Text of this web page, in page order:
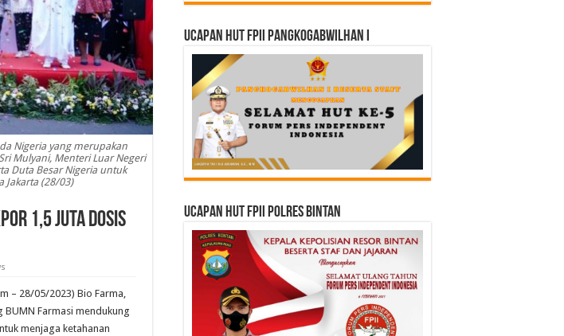
Nigeria yang merupakan
Mulyani, Menteri Luar Negeri
Duta Besar Nigeria untuk
Jakarta (28/03)
1,5 juta Dosis
– 28/05/2023) Bio Farma,
BUMN Farmasi mendukung
menjaga ketahanan
Ucapan HUT FPII PANGKOGABWILHAN I
Ucapan HUT FPII Polres Bintan